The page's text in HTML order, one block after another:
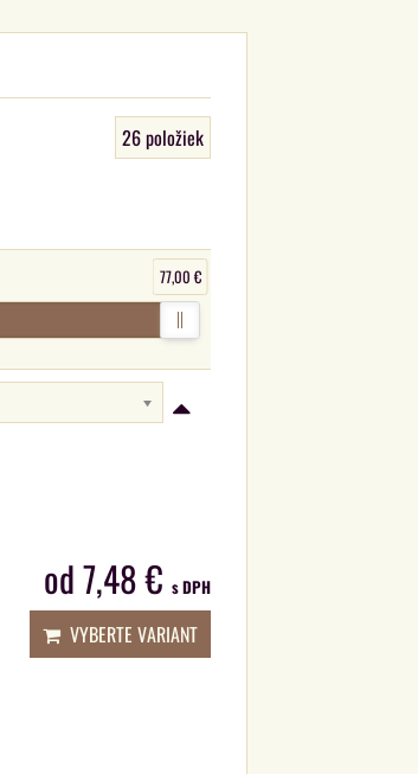
26položiek
77,00 €
od 7,48 € s DPH
VYBERTE VARIANT